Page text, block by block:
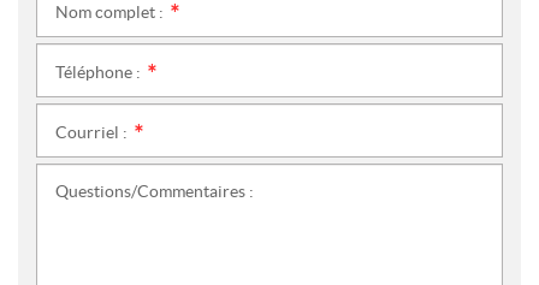
Nom complet :
Téléphone :
Courriel :
Questions/Commentaires :